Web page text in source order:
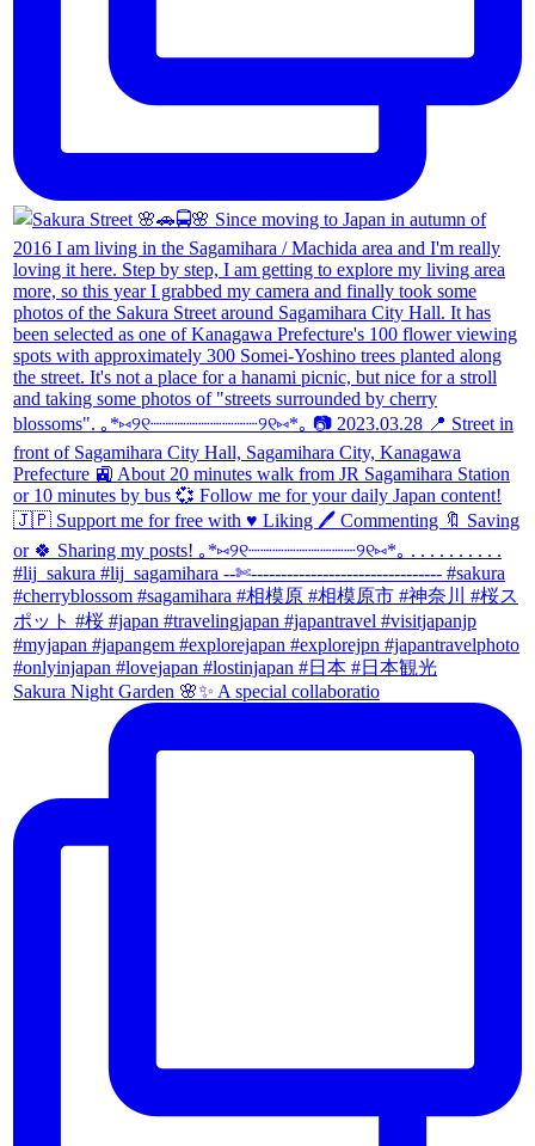
Sakura Night Garden 🌸✨ A special collaboratio